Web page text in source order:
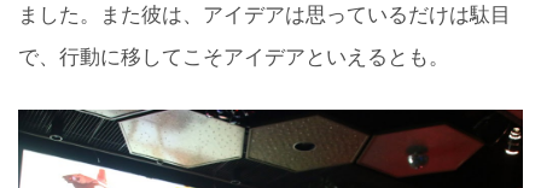
ました。また彼は、アイデアは思っているだけは駄目
で、行動に移してこそアイデアといえるとも。